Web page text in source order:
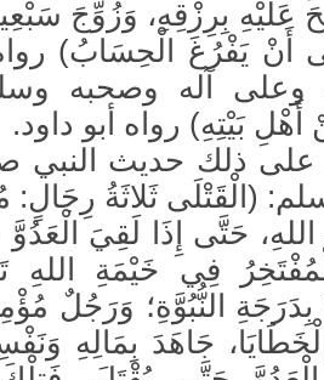
عَلَيْهِ بِرِزْقِهِ، وَزُوِّجَ
أَنْ يَفْرُغَ الْحِسَابُ)
وعلى آله وصحبه
بَيْتِهِ) رواه أبو داود.
على ذلك حديث النبي
(الْقَتْلَى ثَلاثَةُ رِجَالٍ:
حَتَّى إِذَا لَقِيَ
فِي خَيْمَةِ
بِدَرَجَةِ النُّبُوَّةِ؛
جَاهَدَ بِمَالِهِ